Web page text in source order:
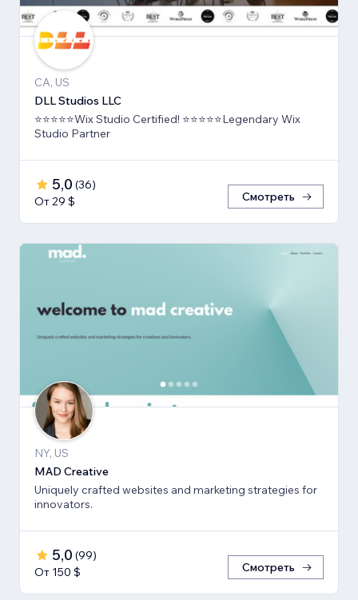
CA, US
DLL Studios LLC
⭐⭐⭐⭐⭐Wix Studio Certified! ⭐⭐⭐⭐⭐Legendary Wix
Studio Partner
5,0 (36)
От 29 $
Смотреть
NY, US
MAD Creative
Uniquely crafted websites and marketing strategies for
innovators.
5,0 (99)
От 150 $
Смотреть